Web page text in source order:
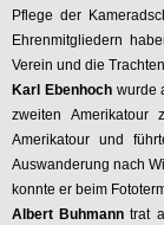
Pflege der
Ehrenmitgliedern
Verein und die
Karl Ebenhochwurde
zweiten Amerikatour
Amerikatour und
Auswanderung nach
konnte er beim
Albert Buhmann trat